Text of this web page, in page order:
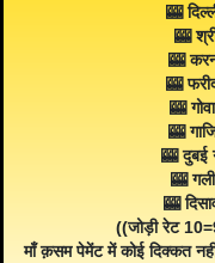
🎰
🎰
🎰
🎰
🎰
🎰
🎰 दुबई
🎰
🎰
((जोड़ी रेट
माँ क़सम पेमेंट में कोई दिक्कत